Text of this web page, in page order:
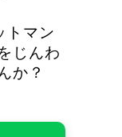
トマン
じんわ
か？